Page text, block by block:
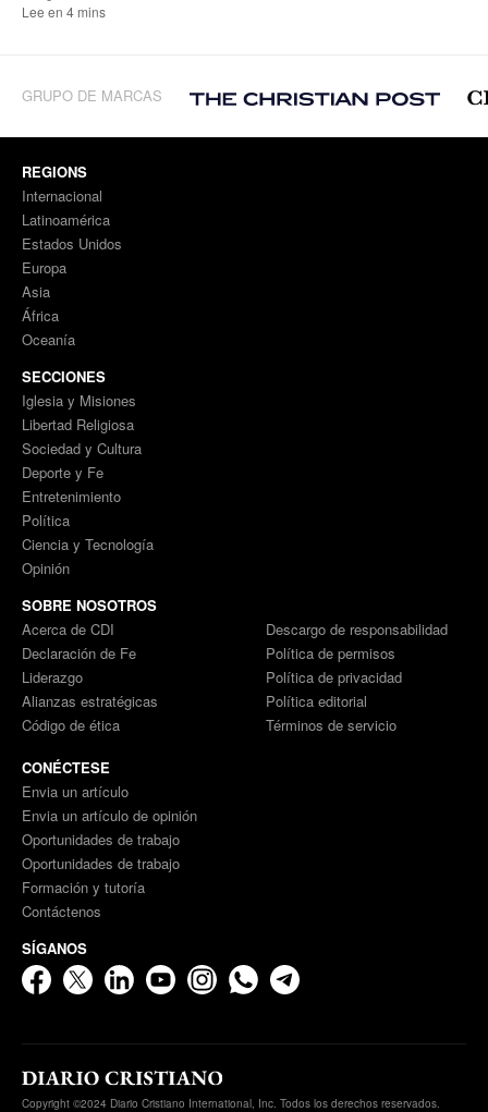
Lee en 4 mins
GRUPO DE MARCAS
REGIONS
Internacional
Latinoamérica
Estados Unidos
Europa
Asia
África
Oceanía
SECCIONES
Iglesia y Misiones
Libertad Religiosa
Sociedad y Cultura
Deporte y Fe
Entretenimiento
Política
Ciencia y Tecnología
Opinión
SOBRE NOSOTROS
Acerca de CDI
Declaración de Fe
Liderazgo
Alianzas estratégicas
Código de ética
Descargo de responsabilidad
Política de permisos
Política de privacidad
Política editorial
Términos de servicio
CONÉCTESE
Envia un artículo
Envia un artículo de opinión
Oportunidades de trabajo
Oportunidades de trabajo
Formación y tutoría
Contáctenos
SÍGANOS
Copyright ©2024 Diario Cristiano International, Inc. Todos los derechos reservados.